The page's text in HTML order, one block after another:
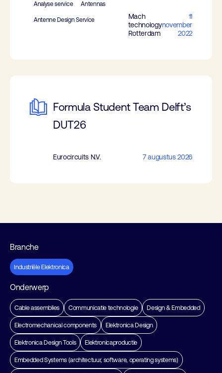
Branche
Industriële Elektronica
Onderwerp
Cable assemblies Communicatie technologie Design & Embedded
Electromechanical components Elektronica Design
Elektronica Design Tools Elektronicaproductie
Embedded Systems (architectuur, software, operating systems)
Analyse service Antennas
Antenne Design Service
Mach
technology
Rotterdam
11
november
2022
Formula Student Team Delft’s
DUT26
Eurocircuits N.V. 7 augustus 2026